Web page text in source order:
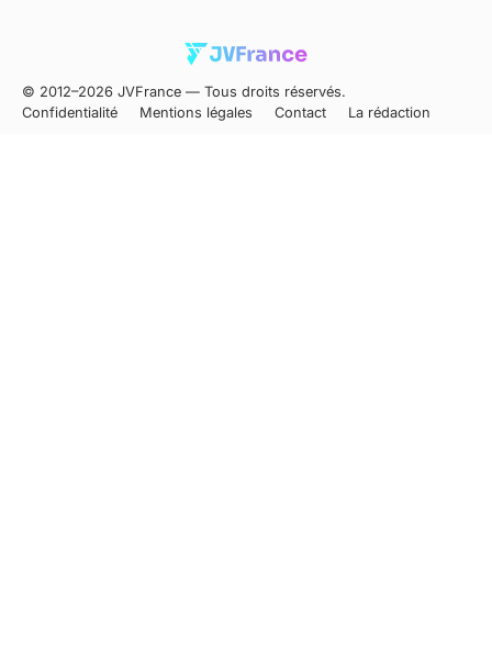
© 2012–2026 JVFrance — Tous droits réservés.
Confidentialité
Mentions légales Contact La rédaction